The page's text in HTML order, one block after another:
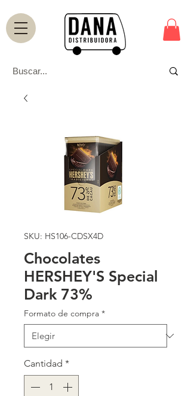
SKU: HS106-CDSX4D
Chocolates
HERSHEY'S Special
Dark 73%
Formato de compra *
Cantidad *